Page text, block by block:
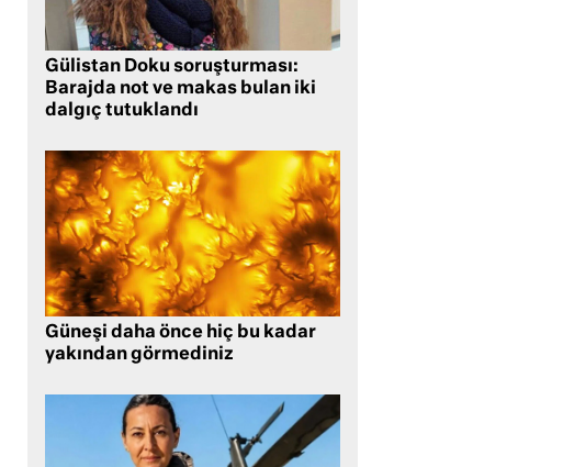
Gülistan Doku soruşturması:
Barajda not ve makas bulan iki
dalgıç tutuklandı
Güneşi daha önce hiç bu kadar
yakından görmediniz